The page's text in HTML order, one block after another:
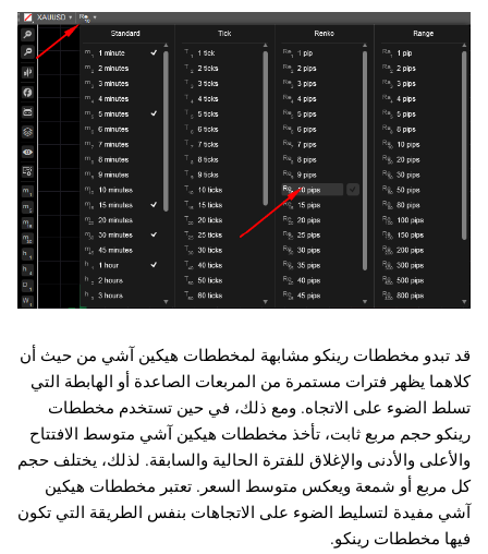
قد تبدو مخططات رينكو مشابهة لمخططات هيكين آشي من حيث أن
كلاهما يظهر فترات مستمرة من المربعات الصاعدة أو الهابطة التي
تسلط الضوء على الاتجاه. ومع ذلك، في حين تستخدم مخططات
رينكو حجم مربع ثابت، تأخذ مخططات هيكين آشي متوسط الافتتاح
والأعلى والأدنى والإغلاق للفترة الحالية والسابقة. لذلك، يختلف حجم
كل مربع أو شمعة ويعكس متوسط السعر. تعتبر مخططات هيكين
آشي مفيدة لتسليط الضوء على الاتجاهات بنفس الطريقة التي تكون
فيها مخططات رينكو.